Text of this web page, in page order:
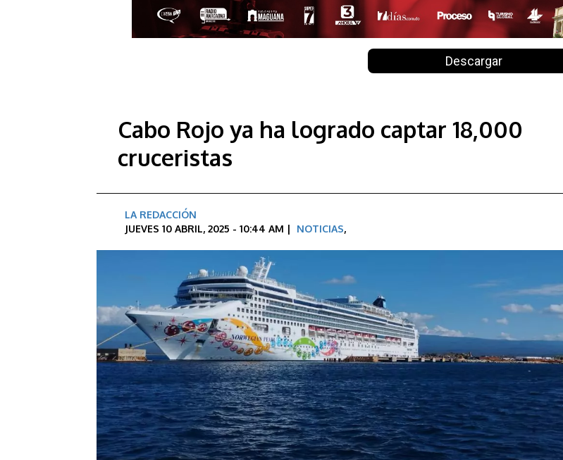
Descargar
Cabo Rojo ya ha logrado captar 18,000
cruceristas
LA REDACCIÓN
JUEVES 10 ABRIL, 2025 - 10:44 AM | NOTICIAS,